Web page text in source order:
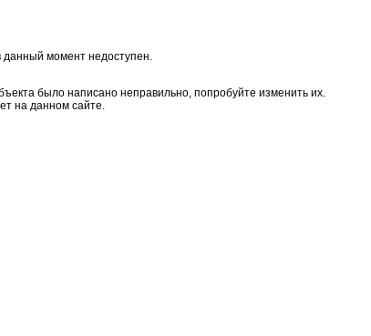
момент недоступен.
было написано неправильно, попробуйте изменить их.
на данном сайте.